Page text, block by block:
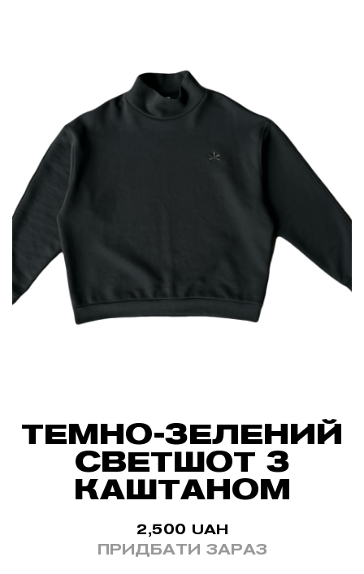
ТЕМНО-ЗЕЛЕНИЙ
СВЕТШОТ З
КАШТАНОМ
2,500 UAH
ПРИДБАТИ ЗАРАЗ